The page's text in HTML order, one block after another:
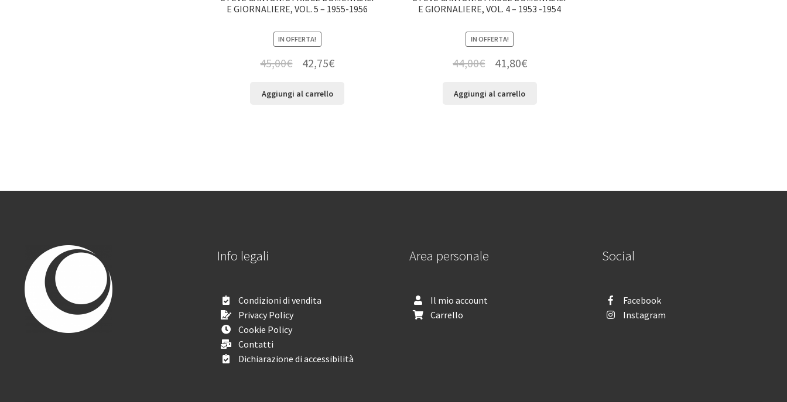
E GIORNALIERE, VOL. 5 – 1955-1956
IN OFFERTA!
45,00€ 42,75€
Aggiungi al carrello
E GIORNALIERE, VOL. 4 – 1953 -1954
IN OFFERTA!
44,00€ 41,80€
Aggiungi al carrello
Info legali
Condizioni di vendita
Privacy Policy
Cookie Policy
Contatti
Dichiarazione di accessibilità
Area personale
Il mio account
Carrello
Social
Facebook
Instagram